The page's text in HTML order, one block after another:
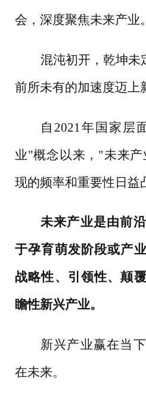
会，深度聚焦未来产业。
混沌初开，乾坤未
前所未有的加速度迈上
自 2021年国家层
业"概念以来，"未来
现的频率和重要性日益
未来产业是由前
于孕育萌发阶段或产
战略性、引领性、颠
瞻性新兴产业。
新兴产业赢在当
在未来。